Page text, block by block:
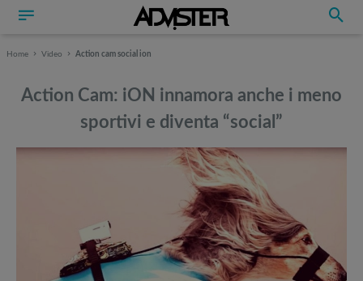
Home Video Action cam social ion
Action Cam: iON innamora anche i meno
sportivi e diventa “social”